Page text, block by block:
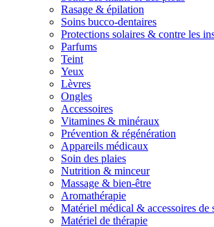
Rasage & épilation
Soins bucco-dentaires
Protections solaires & contre les
Parfums
Teint
Yeux
Lèvres
Ongles
Accessoires
Vitamines & minéraux
Prévention & régénération
Appareils médicaux
Soin des plaies
Nutrition & minceur
Massage & bien-être
Aromathérapie
Matériel médical & accessoires de
Matériel de thérapie